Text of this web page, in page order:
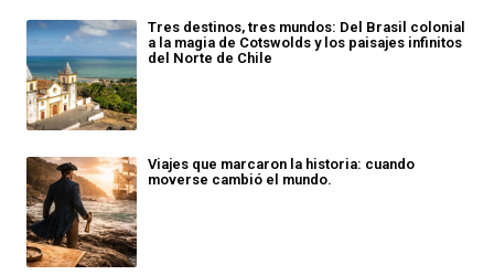
Tres destinos, tres mundos: Del Brasil colonial
a la magia de Cotswolds y los paisajes infinitos
del Norte de Chile
Viajes que marcaron la historia: cuando
moverse cambió el mundo.